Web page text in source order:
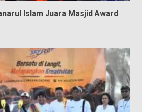
Islam Juara Masjid Award